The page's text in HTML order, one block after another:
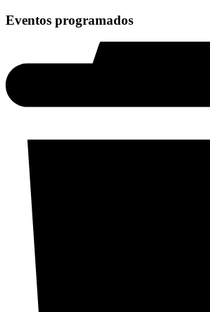
Eventos programados